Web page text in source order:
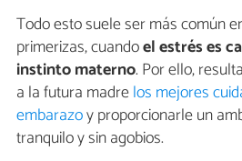
Todo esto suele ser más común
primerizas, cuandoel estrés es
instinto materno. Por ello,
a la futura madrelos mejores
embarazoy proporcionarle un
tranquilo y sin agobios.